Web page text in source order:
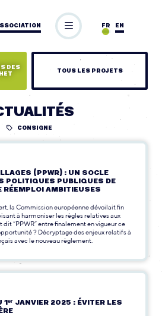
EN
FR
DES
TOUS LES PROJETS
CONSIGNE
(PPWR) : UN SOCLE
POLITIQUES PUBLIQUES DE
RÉEMPLOI AMBITIEUSES
la Commission européenne dévoilait fin
à harmoniser les règles relatives aux
“PPWR” entre finalement en vigueur ce
? Décryptage des enjeux relatifs à
avec le nouveau règlement.
JANVIER 2025 : ÉVITER LES